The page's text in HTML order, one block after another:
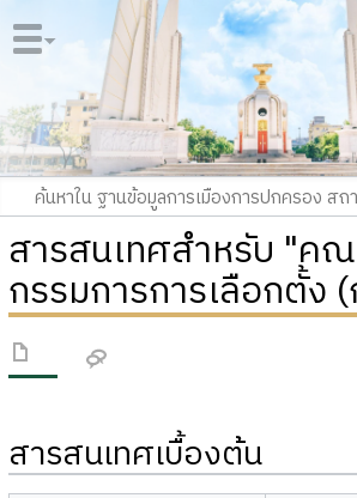
สารสนเทศสำหรับ "ค
กรรมการการเลือกตั้ง
สารสนเทศเบื้องต้น